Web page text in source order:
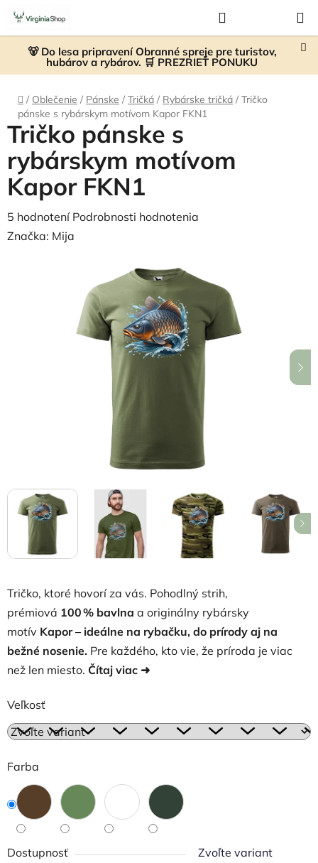
Prejsť
obsah
🐻 Do lesa pripravení Obranné spreje pre turistov,
hubárov a rybárov. 🛒 PREZRIEŤ PONUKU
KOŠÍK
Domov
/ Oblečenie / Pánske / Tričká / Rybárske tričká / Tričko
pánske s rybárskym motívom Kapor FKN1
Tričko, ktoré hovorí za vás. Pohodlný strih,
prémiová 100 % bavlna a originálny rybársky
motív Kapor– ideálne na rybačku, do prírody aj na
bežné nosenie. Pre každého, kto vie, že príroda je viac
než len miesto. Čítaj viac ➜
Veľkosť
Farba
Dostupnosť
Zvoľte variant
Tričko pánske s
rybárskym motívom
Kapor FKN1
Priemerné
hodnotenie
5 hodnotení Podrobnosti hodnotenia
Značka: Mija